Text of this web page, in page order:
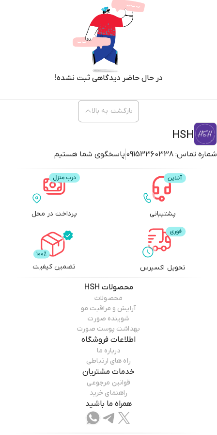
در حال حاضر دیدگاهی ثبت نشده!
HSH
شماره تماس: 09153360338 پاسخگوی شما هستیم
بازگشت به بالا
پشتیبانی پرداخت در محل
تحویل اکسپرس تضمین کیفیت
محصولات HSH
محصولات
آرایش و مراقبت مو
شوینده صورت
بهداشت پوست صورت
اطلاعات فروشگاه
درباره ما
راه های ارتباطی
خدمات مشتریان
قوانین مرجوعی
راهنمای خرید
همراه ما باشید